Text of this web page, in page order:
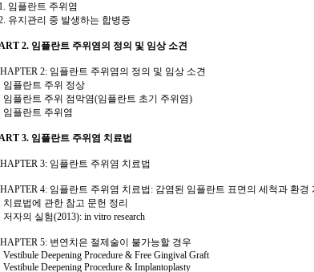
임플란트 주위염
유지관리 중 발생하는 합병증
2. 임플란트 주위염의 정의 및 임상 소견
2: 임플란트 주위염의 정의 및 임상 소견
임플란트 주위 정상
임플란트 주위 점막염(임플란트 초기 주위염)
임플란트 주위염
3. 임플란트 주위염 치료법
3: 임플란트 주위염 치료법
4: 임플란트 주위염 치료법: 감염된 임플란트 표면의 세척과 환경
치료법에 관한 참고 문헌 정리
저자의 실험(2013): in vitro research
5: 변연치은 절제술이 불가능할 경우
Vestibule Deepening Procedure & Free Gingival Graft
Vestibule Deepening Procedure & Implantoplasty